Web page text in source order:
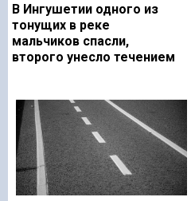
В Ингушетии одного из
тонущих в реке
мальчиков спасли,
второго унесло течением